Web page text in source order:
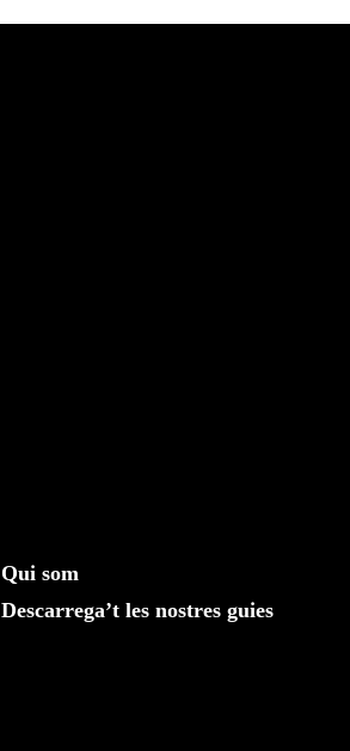
Qui som
Descarrega’t les nostres guies